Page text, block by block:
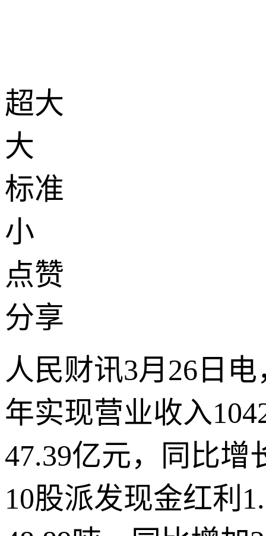
超大
大
标准
小
点赞
分享
人民财讯3月26日电
年实现营业收入
47.39亿元，同比增
10股派发现金红利